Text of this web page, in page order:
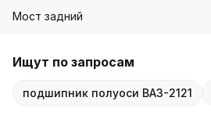
Мост задний
Ищут по запросам
подшипник полуоси ВАЗ-2121